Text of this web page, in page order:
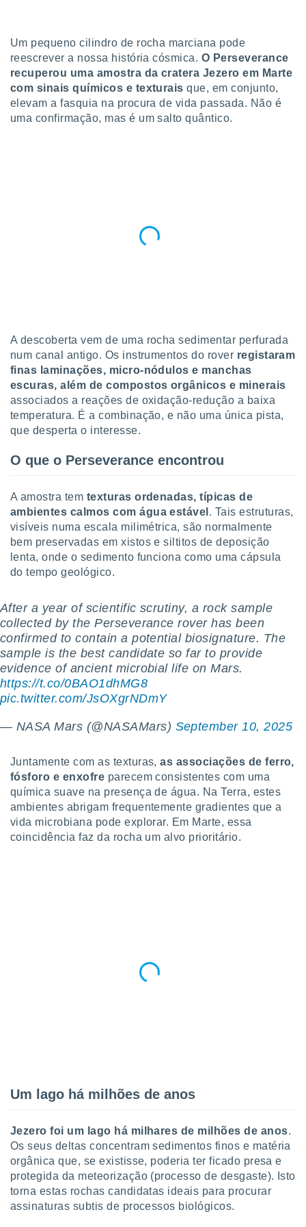
com
Pode
a
a
de que
para
navegação
o
ao
através
nós e
para
e
como a
este sitio
IP e
de
de
ou aceder
num
para
Um pequeno cilindro de rocha marciana pode
reescrever a nossa história cósmica. O Perseverance
recuperou uma amostra da cratera Jezero em Marte
com sinais químicos e texturais que, em conjunto,
elevam a fasquia na procura de vida passada. Não é
uma confirmação, mas é um salto quântico.
A descoberta vem de uma rocha sedimentar perfurada
num canal antigo. Os instrumentos do rover registaram
finas laminações, micro-nódulos e manchas
escuras, além de compostos orgânicos e minerais
associados a reações de oxidação-redução a baixa
temperatura. É a combinação, e não uma única pista,
que desperta o interesse.
O que o Perseverance encontrou
A amostra tem texturas ordenadas, típicas de
ambientes calmos com água estável . Tais estruturas,
visíveis numa escala milimétrica, são normalmente
bem preservadas em xistos e siltitos de deposição
lenta, onde o sedimento funciona como uma cápsula
do tempo geológico.
After a year of scientific scrutiny, a rock sample
collected by the Perseverance rover has been
confirmed to contain a potential biosignature. The
sample is the best candidate so far to provide
evidence of ancient microbial life on Mars.
https://t.co/0BAO1dhMG8
pic.twitter.com/JsOXgrNDmY
— NASA Mars (@NASAMars) September 10, 2025
Juntamente com as texturas,as associações de ferro,
fósforo e enxofre parecem consistentes com uma
química suave na presença de água. Na Terra, estes
ambientes abrigam frequentemente gradientes que a
vida microbiana pode explorar. Em Marte, essa
coincidência faz da rocha um alvo prioritário.
Um lago há milhões de anos
Jezero foi um lago há milhares de milhões de anos.
Os seus deltas concentram sedimentos finos e matéria
orgânica que, se existisse, poderia ter ficado presa e
protegida da meteorização (processo de desgaste). Isto
torna estas rochas candidatas ideais para procurar
assinaturas subtis de processos biológicos.